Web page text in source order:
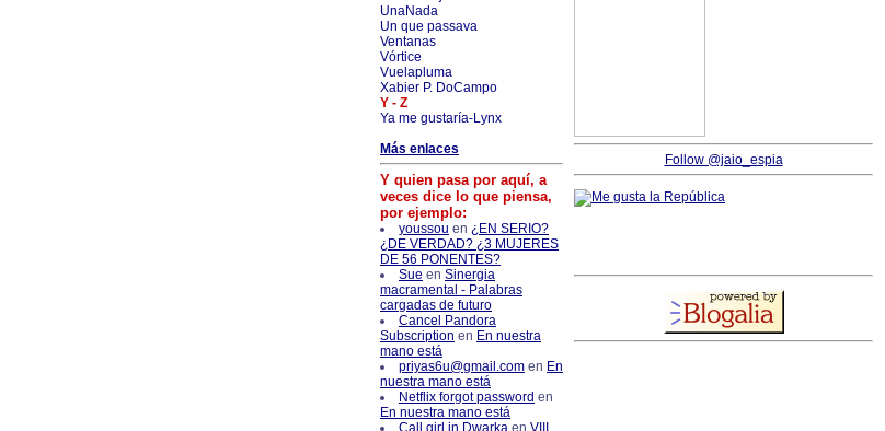
UnaNada
Un que passava
Ventanas
Vórtice
Vuelapluma
Xabier P. DoCampo
Y - Z
Ya me gustaría-Lynx
Más enlaces
Y quien pasa por aquí, a
veces dice lo que piensa,
por ejemplo:
youssou en ¿EN SERIO?
¿DE VERDAD? ¿3 MUJERES
DE 56 PONENTES?
Sue en Sinergia
macramental - Palabras
cargadas de futuro
Cancel Pandora
Subscription en En nuestra
mano está
priyas6u@gmail.com en En
nuestra mano está
Netflix forgot password en
En nuestra mano está
Call girl in Dwarka en VIII
Follow @jaio_espia